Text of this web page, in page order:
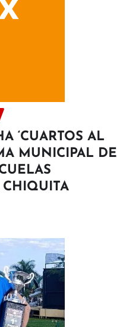
‘CUARTOS AL
MUNICIPAL DE
CHIQUITA